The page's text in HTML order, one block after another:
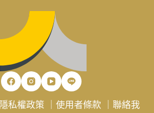
隱私權政策 ｜使用者條款 ｜聯絡我